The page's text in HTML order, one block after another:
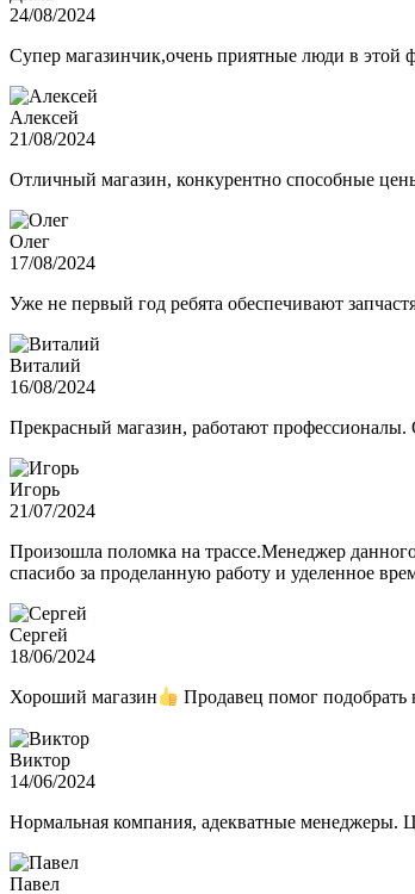
24/08/2024
Супер магазинчик,очень приятные люди в этой
Алексей
21/08/2024
Отличный магазин, конкурентно способные
Олег
17/08/2024
Уже не первый год ребята обеспечивают
Виталий
16/08/2024
Прекрасный магазин, работают
Игорь
21/07/2024
Произошла поломка на трассе.Менеджер
спасибо за проделанную работу и уделенное
Сергей
18/06/2024
Хороший магазин Продавец помог
Виктор
14/06/2024
Нормальная компания, адекватные менеджеры.
Павел